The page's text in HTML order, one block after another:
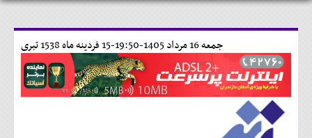
15 فردينه ماه 1538 تبری جمعه 16 مرداد 1405-19:50-